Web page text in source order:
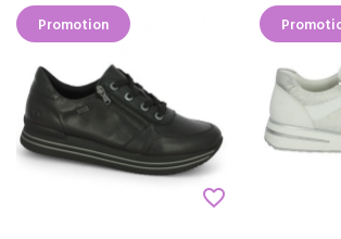
Promotion
favorite_border